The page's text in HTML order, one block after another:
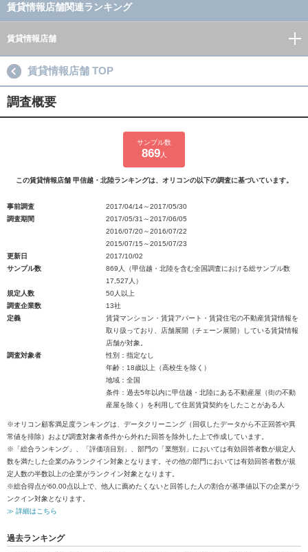
賃貸情報店舗関連ランキング
賃貸情報店舗
賃貸情報店舗 TOP
調査概要
サンプル数
869人
この賃貸情報店舗 甲信越・北陸ランキングは、オリコンの以下の調査に基づいています。
事前調査
2017/04/14～2017/05/30
調査期間
2017/05/31～2017/06/05
2016/07/20～2016/07/22
2015/07/15～2015/07/23
更新日
2017/10/02
サンプル数
869人（甲信越・北陸を含む全国調査における総サンプル数
17,527人）
規定人数
50人以上
調査企業数
13社
定義
賃貸マンション・賃貸アパート・賃貸住宅の不動産賃貸情報を
取り扱っており、店舗展開（チェーン展開）している賃貸情報
店舗が対象。
調査対象者
性別：指定なし
年齢：18歳以上（高校生を除く）
地域：全国
条件：過去5年以内に甲信越・北陸にある不動産屋（街の不動
産屋を除く）を利用して住居賃貸契約をしたことがある人
※オリコン顧客満足度ランキングは、データクリーニング（回収したデータから不正回答や異
常値を排除）および調査対象者条件から外れた回答を除外した上で作成しています。
※「総合ランキング」、「評価項目別」、部門の「業態別」においては有効回答者数が規定人
数を満たした企業のみランクイン対象となります。その他の部門においては有効回答者数が規
定人数の半数以上の企業がランクイン対象となります。
※総合得点が60.00点以上で、他人に薦めたくないと回答した人の割合が基準値以下の企業がラ
ンクイン対象となります。
≫ 詳細はこちら
過去ランキング